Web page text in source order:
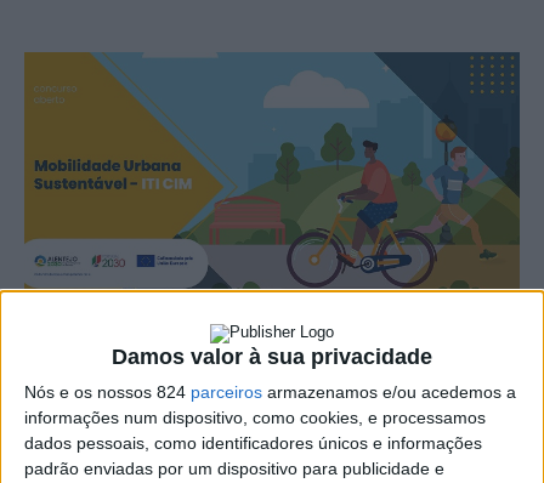
Damos valor à sua privacidade
Nós e os nossos 824 parceiros armazenamos e/ou acedemos a
informações num dispositivo, como cookies, e processamos
dados pessoais, como identificadores únicos e informações
padrão enviadas por um dispositivo para publicidade e
O Programa Regional Alentejo 2030 abriu um concurso
destinado a apoiar projectos de mobilidade urbana
sustentável na região, com uma dotação global de 5,8